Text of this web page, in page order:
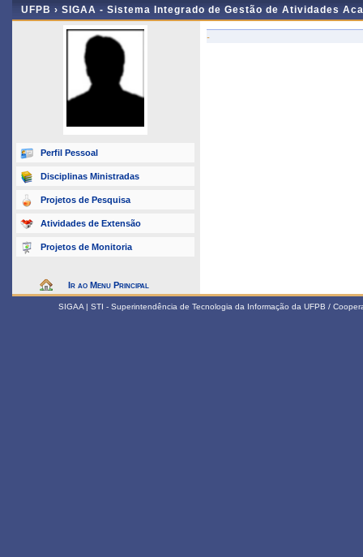
UFPB › SIGAA - Sistema Integrado de Gestão de Atividades
Perfil Pessoal
Disciplinas Ministradas
Projetos de Pesquisa
Atividades de Extensão
Projetos de Monitoria
Ir ao Menu Principal
-
SIGAA | STI - Superintendência de Tecnologia da Informação da UFPB /